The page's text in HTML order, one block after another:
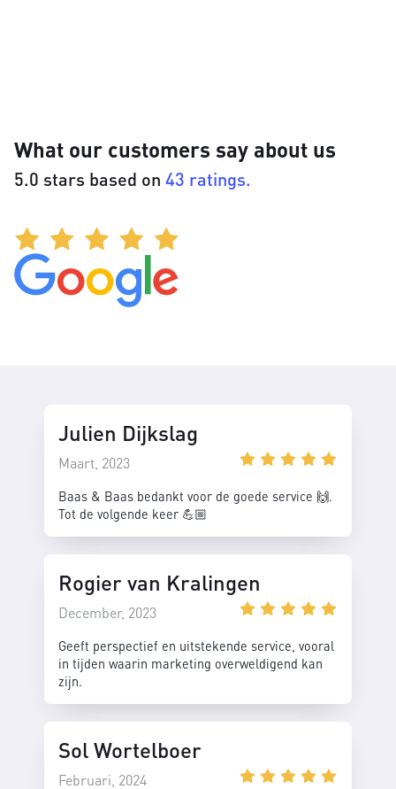
What our customers say about us
5.0 stars based on 43 ratings.
Julien Dijkslag
Maart, 2023
Baas & Baas bedankt voor de goede service 🙌.
Tot de volgende keer 💪🏼
Rogier van Kralingen
December, 2023
Geeft perspectief en uitstekende service, vooral
in tijden waarin marketing overweldigend kan
zijn.
Sol Wortelboer
Februari, 2024